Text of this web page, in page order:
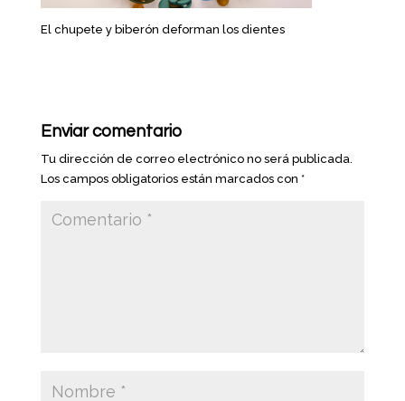
El chupete y biberón deforman los dientes
Enviar comentario
Tu dirección de correo electrónico no será publicada.
Los campos obligatorios están marcados con *